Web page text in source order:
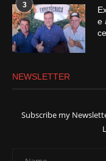
3
e
NEWSLETTER
Subscribe my